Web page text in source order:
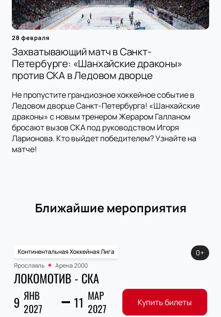
28 февраля
Захватывающий матч в Санкт-
Петербурге: «Шанхайские драконы»
против СКА в Ледовом дворце
Не пропустите грандиозное хоккейное событие в
Ледовом дворце Санкт-Петербурга! «Шанхайские
драконы» с новым тренером Жераром Галланом
бросают вызов СКА под руководством Игоря
Ларионова. Кто выйдет победителем? Узнайте на
матче!
Ближайшие мероприятия
Континентальная Хоккейная Лига
Ярославль
Арена 2000
ЛОКОМОТИВ - СКА
9 ЯНВ
2027
11 МАР
2027
0+
Купить билеты